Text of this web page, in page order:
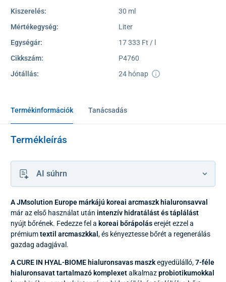
Kiszerelés:
30 ml
Mértékegység:
Liter
Egységár:
17 333 Ft / l
Cikkszám:
P4760
Jótállás:
24 hónap
Termékinformációk Tanácsadás
Termékleírás
AI súhrn
A JMsolution Europe márkájú koreai arcmaszk hialuronsavval
már az első használat után intenzív hidratálástés táplálást
nyújt bőrének. Fedezze fel a koreai bőrápoláserejét ezzel a
prémiumtextil arcmaszkkal, és kényeztesse bőrét a regenerálás
gazdag adagjával.
A CURE IN HYAL-BIOME hialuronsavas maszkegyedülálló,7-féle
hialuronsavat tartalmazó komplexetalkalmazprobiotikumokkal